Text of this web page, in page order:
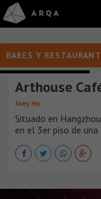
BARES Y
BARES Y RESTAURANTES
Arthouse
Joey Ho
Situado en
en el 3er piso de una